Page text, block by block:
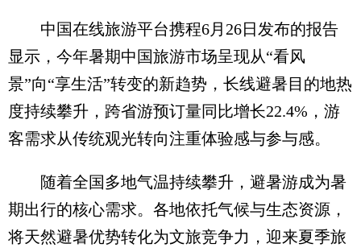
中国在线旅游平台携程6月26日发布的报告
显示，今年暑期中国旅游市场呈现从“看风
景”向“享生活”转变的新趋势，长线避暑目的地热
度持续攀升，跨省游预订量同比增长22.4%，游
客需求从传统观光转向注重体验感与参与感。
随着全国多地气温持续攀升，避暑游成为暑
期出行的核心需求。各地依托气候与生态资源，
将天然避暑优势转化为文旅竞争力，迎来夏季旅